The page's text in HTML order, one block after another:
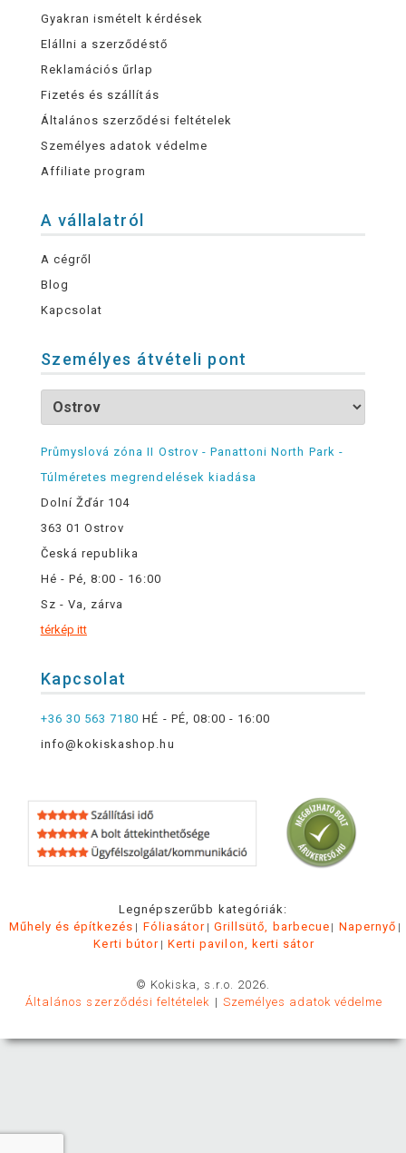
Gyakran ismételt kérdések
Elállni a szerződéstő
Reklamációs űrlap
Fizetés és szállítás
Általános szerződési feltételek
Személyes adatok védelme
Affiliate program
A vállalatról
A cégről
Blog
Kapcsolat
Személyes átvételi pont
Průmyslová zóna II Ostrov - Panattoni North Park -
Túlméretes megrendelések kiadása
Dolní Žďár 104
363 01 Ostrov
Česká republika
Hé - Pé, 8:00 - 16:00
Sz - Va, zárva
térkép itt
Kapcsolat
+36 30 563 7180 HÉ - PÉ, 08:00 - 16:00
info@kokiskashop.hu
Legnépszerűbb kategóriák:
Műhely és építkezés
Fóliasátor Grillsütő, barbecue
Napernyő
Kerti bútor
Kerti pavilon, kerti sátor
© Kokiska, s.r.o. 2026.
Általános szerződési feltételek
Személyes adatok védelme